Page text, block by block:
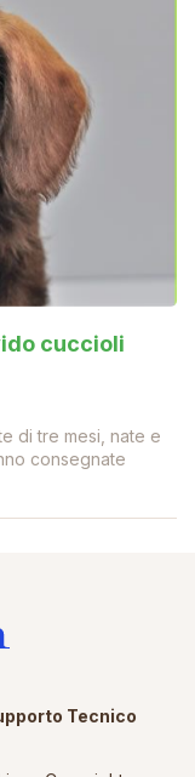
cuccioli
di tre mesi, nate e
consegnate
Tecnico